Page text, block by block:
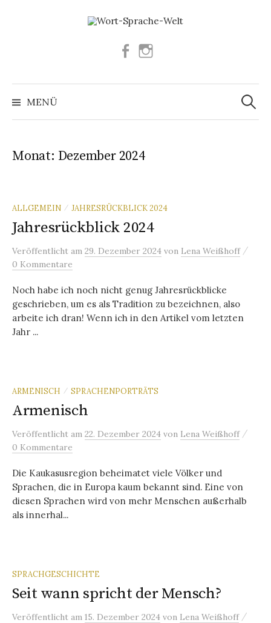
Facebook
MENÜ
Suchen
nach:
Monat: Dezember 2024
ALLGEMEIN / JAHRESRÜCKBLICK 2024
Jahresrückblick 2024
Veröffentlicht am 29. Dezember 2024 von Lena Weißhoff /
0 Kommentare
Noch habe ich noch nicht genug Jahresrückblicke
geschrieben, um es als Tradition zu bezeichnen, also
arbeite ich dran! Wenn ich in den Artikel vom letzten
Jahr ...
ARMENISCH / SPRACHENPORTRÄTS
Armenisch
Veröffentlicht am 22. Dezember 2024 von Lena Weißhoff /
0 Kommentare
Die Kaukasusregion beheimatet viele Völker und
Sprachen, die in Europa kaum bekannt sind. Eine von
diesen Sprachen wird von mehr Menschen außerhalb
als innerhal...
SPRACHGESCHICHTE
Seit wann spricht der Mensch?
Veröffentlicht am 15. Dezember 2024 von Lena Weißhoff /